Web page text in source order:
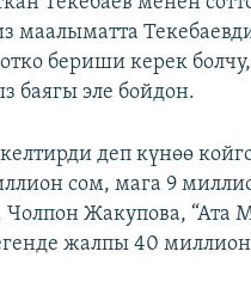
маалыматта
бериши керек
баягы эле бойдон.
деп күнөө
сом, мага 9
Жакупова, “Ата
жалпы 40